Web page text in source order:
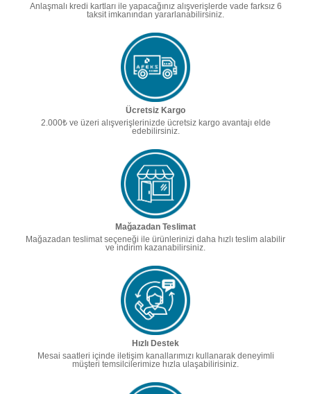
Anlaşmalı kredi kartları ile yapacağınız alışverişlerde vade farksız 6
taksit imkanından yararlanabilirsiniz.
Ücretsiz Kargo
2.000₺ ve üzeri alışverişlerinizde ücretsiz kargo avantajı elde
edebilirsiniz.
Mağazadan Teslimat
Mağazadan teslimat seçeneği ile ürünlerinizi daha hızlı teslim alabilir
ve indirim kazanabilirsiniz.
Hızlı Destek
Mesai saatleri içinde iletişim kanallarımızı kullanarak deneyimli
müşteri temsilcilerimize hızla ulaşabilirisiniz.